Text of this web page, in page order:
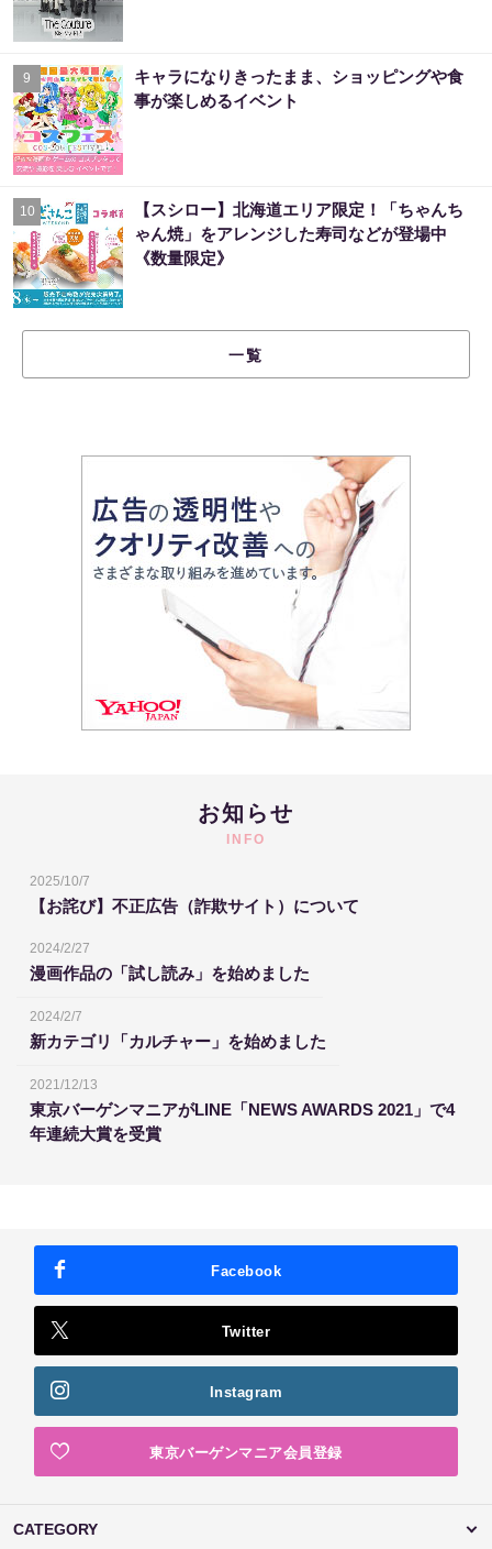
9
キャラになりきったまま、ショッピングや食
事が楽しめるイベント
10
【スシロー】北海道エリア限定！「ちゃんち
ゃん焼」をアレンジした寿司などが登場中
《数量限定》
一覧
お知らせ
INFO
2025/10/7
【お詫び】不正広告（詐欺サイト）について
2024/2/27
漫画作品の「試し読み」を始めました
2024/2/7
新カテゴリ「カルチャー」を始めました
2021/12/13
東京バーゲンマニアがLINE「NEWS AWARDS 2021」で4
年連続大賞を受賞
Facebook
Twitter
Instagram
東京バーゲンマニア会員登録
CATEGORY